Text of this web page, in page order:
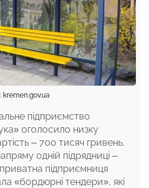
kremen.gov.ua
підприємство
оголосило низку
– 700 тисяч гривень.
одній підрядниці –
підприємниця
«бордюрні тендери», які